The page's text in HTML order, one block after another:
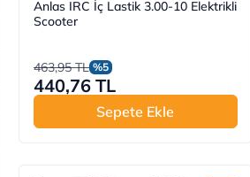
Anlas IRC İç Lastik 3.00-10 Elektrikli
Scooter
463,95 TL %5
440,76 TL
Sepete Ekle